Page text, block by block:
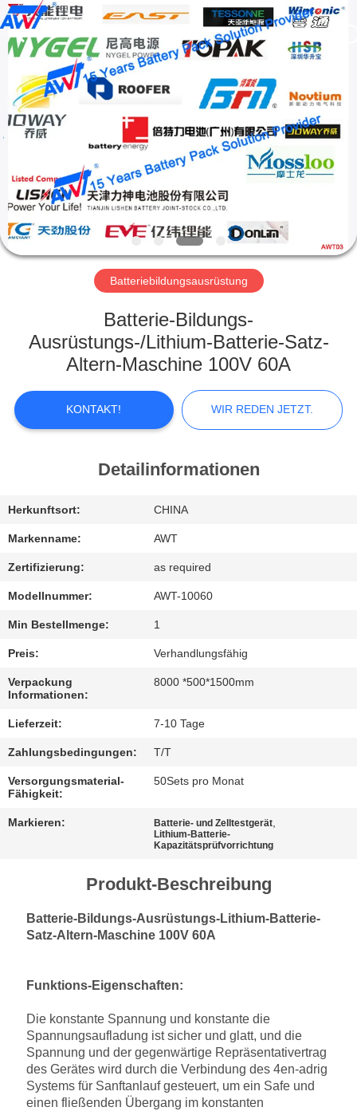
HEIM
PRODUKTE
ÜBER
UNS
WERKSBESICHTIGUNG
QUALITÄTSKONTROLLE
KONTAKTIEREN
SIE
UNS
NEUIGKEITEN
WIR
REDEN
JETZT.
SITEMAP
POLICY
(Xiamen)
Intelligent
Equipment
Co.,Ltd.
Rights
Batteriebildungsausrüstung
Batterie-Bildungs-
Ausrüstungs-/Lithium-Batterie-Satz-
Altern-Maschine 100V 60A
KONTAKT! WIR REDEN JETZT.
Detailinformationen
Herkunftsort: CHINA
Markenname: AWT
Zertifizierung: as required
Modellnummer: AWT-10060
Min Bestellmenge: 1
Preis: Verhandlungsfähig
Verpackung
Informationen:
8000 *500*1500mm
Lieferzeit: 7-10 Tage
Zahlungsbedingungen: T/T
Versorgungsmaterial-
Fähigkeit:
50Sets pro Monat
Markieren: Batterie- und Zelltestgerät
Lithium-Batterie-
Kapazitätsprüfvorrichtung
Produkt-Beschreibung
Batterie-Bildungs-Ausrüstungs-Lithium-Batterie-
Satz-Altern-Maschine 100V 60A
Funktions-Eigenschaften:
Die konstante Spannung und konstante die
Spannungsaufladung ist sicher und glatt, und die
Spannung und der gegenwärtige Repräsentativertrag
des Gerätes wird durch die Verbindung des 4en-adrig
Systems für Sanftanlauf gesteuert, um ein Safe und
einen fließenden Übergang im konstanten